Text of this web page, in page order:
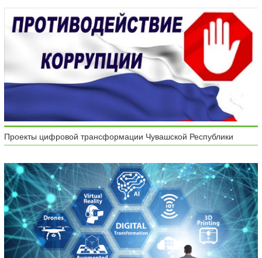
Проекты цифровой трансформации Чувашской Республики